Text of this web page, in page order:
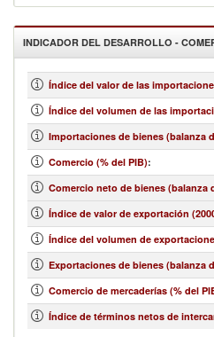
INDICADOR DEL DESARROLLO -
Índice del valor de las
Índice del volumen de las
Importaciones de bienes (balanza
Comercio (% del PIB):
Comercio neto de bienes (balanza
Índice de valor de exportación
Índice del volumen de
Exportaciones de bienes (balanza
Comercio de mercaderías (% del
Índice de términos netos de